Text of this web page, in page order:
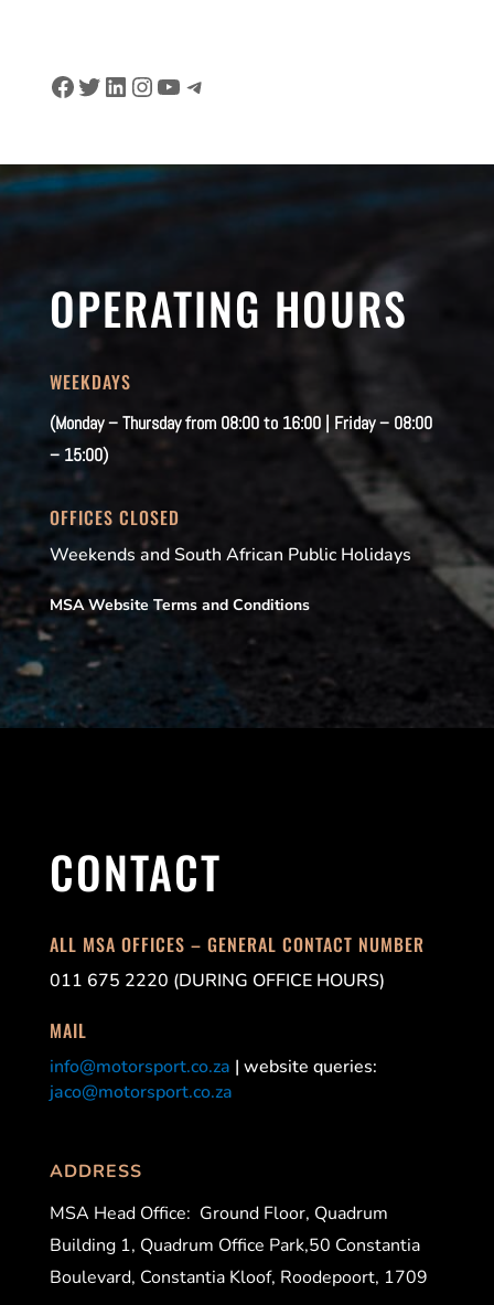
Facebook
Twitter
LinkedIn
Instagram
YouTube
Telegram
OPERATING HOURS
WEEKDAYS
(Monday – Thursday from 08:00 to 16:00 | Friday – 08:00
– 15:00)
OFFICES CLOSED
Weekends and South African Public Holidays
MSA Website Terms and Conditions
CONTACT
ALL MSA OFFICES – GENERAL CONTACT NUMBER
011 675 2220 (DURING OFFICE HOURS)
MAIL
info@motorsport.co.za | website queries:
jaco@motorsport.co.za
ADDRESS
MSA Head Office: Ground Floor, Quadrum
Building 1, Quadrum Office Park,50 Constantia
Boulevard, Constantia Kloof, Roodepoort, 1709